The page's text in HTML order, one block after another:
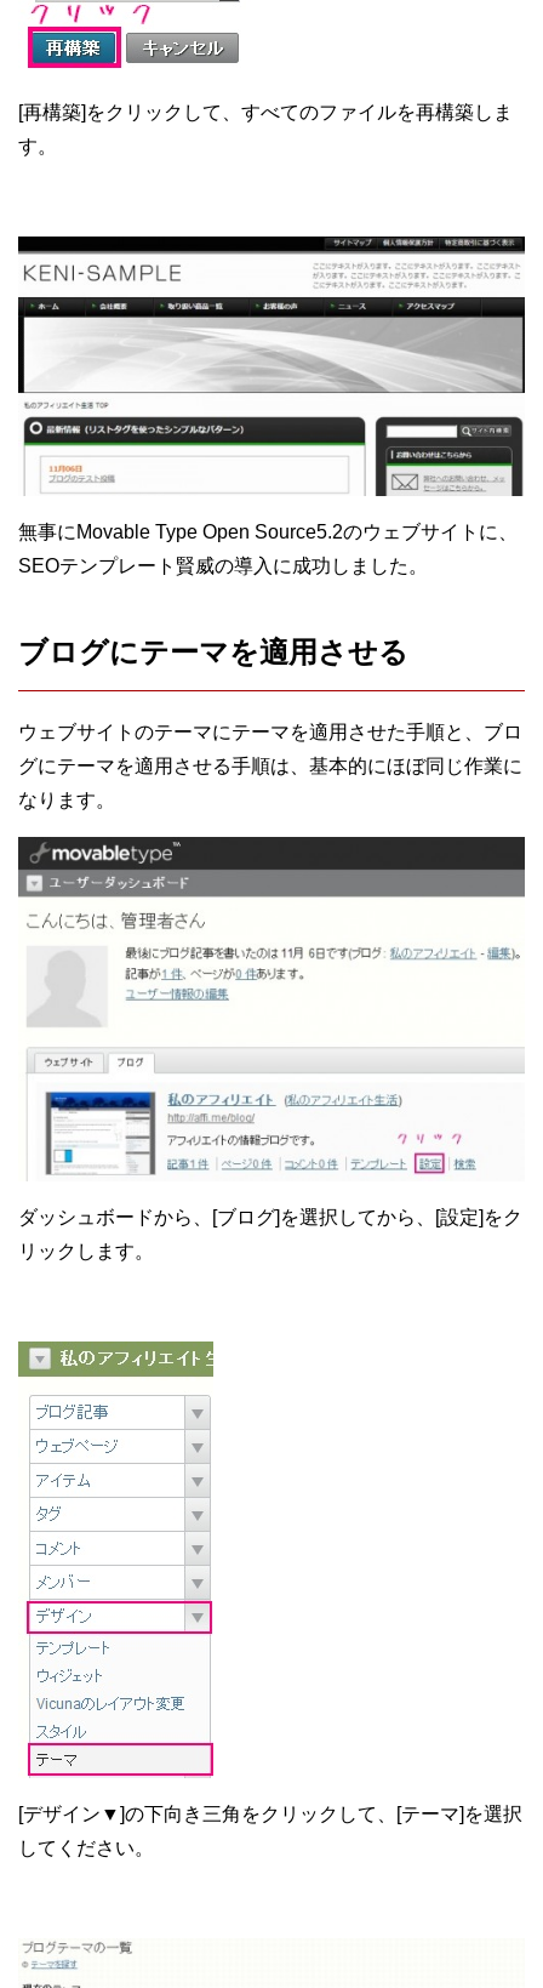
[再構築]をクリックして、すべてのファイルを再構築しま
す。
無事にMovable Type Open Source5.2のウェブサイトに、
SEOテンプレート賢威の導入に成功しました。
ブログにテーマを適用させる
ウェブサイトのテーマにテーマを適用させた手順と、ブロ
グにテーマを適用させる手順は、基本的にほぼ同じ作業に
なります。
ダッシュボードから、[ブログ]を選択してから、[設定]をク
リックします。
[デザイン▼]の下向き三角をクリックして、[テーマ]を選択
してください。